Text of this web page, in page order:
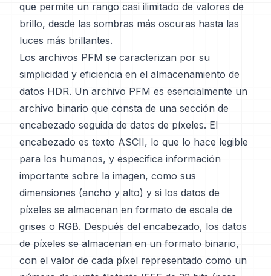
que permite un rango casi ilimitado de valores de
brillo, desde las sombras más oscuras hasta las
luces más brillantes.
Los archivos PFM se caracterizan por su
simplicidad y eficiencia en el almacenamiento de
datos HDR. Un archivo PFM es esencialmente un
archivo binario que consta de una sección de
encabezado seguida de datos de píxeles. El
encabezado es texto ASCII, lo que lo hace legible
para los humanos, y especifica información
importante sobre la imagen, como sus
dimensiones (ancho y alto) y si los datos de
píxeles se almacenan en formato de escala de
grises o RGB. Después del encabezado, los datos
de píxeles se almacenan en un formato binario,
con el valor de cada píxel representado como un